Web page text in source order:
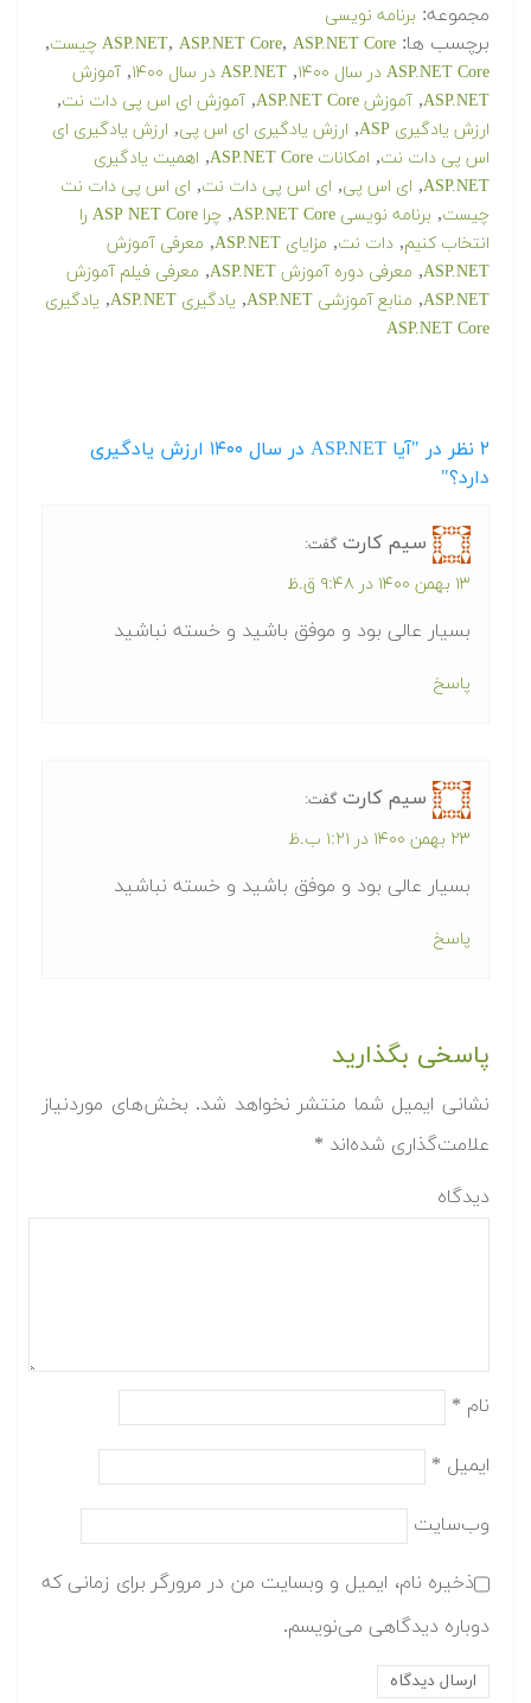
مجموعه: برنامه نویسی
برچسب ها: ASP.NET, ASP.NET Core, ASP.NET Core چیست ,
ASP.NET Core در سال ۱۴۰۰ , ASP.NET در سال ۱۴۰۰ , آموزش
ASP.NET
, آموزش ASP.NET Core , آموزش ای اس پی دات نت,
ارزش یادگیری ASP , ارزش یادگیری ای اس پی, ارزش یادگیری ای
اس پی دات نت, امکانات ASP.NET Core , اهمیت یادگیری
ASP.NET
, ای اس پی, ای اس پی دات نت, ای اس پی دات نت
چیست, برنامه نویسی ASP.NET Core ,
چرا ASP NET Core را
انتخاب کنیم, دات نت, مزایای ASP.NET , معرفی آموزش
ASP.NET
, معرفی دوره آموزش ASP.NET , معرفی فیلم آموزش
ASP.NET
, منابع آموزشی ASP.NET , یادگیری ASP.NET , یادگیری
ASP.NET Core
۲
نظر در "آیا ASP.NET در سال ۱۴۰۰ ارزش یادگیری
دارد؟"
سیم کارت گفت:
۱۳ بهمن ۱۴۰۰ در ۹:۴۸ ق.ظ
بسیار عالی بود و موفق باشید و خسته نباشید
پاسخ
سیم کارت گفت:
۲۳ بهمن ۱۴۰۰ در ۱:۲۱ ب.ظ
بسیار عالی بود و موفق باشید و خسته نباشید
پاسخ
پاسخی بگذارید
نشانی ایمیل شما منتشر نخواهد شد. بخش‌های موردنیاز
علامت‌گذاری شده‌اند *
دیدگاه
نام *
ایمیل *
وب‌سایت
ذخیره نام، ایمیل و وبسایت من در مرورگر برای زمانی که
دوباره دیدگاهی می‌نویسم.